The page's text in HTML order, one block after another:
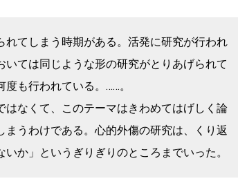
てしまう時期がある。活発に研究が行われ
ては同じような形の研究がとりあげられて
も行われている。……。
なくて、このテーマはきわめてはげしく論
うわけである。心的外傷の研究は、くり返
か」というぎりぎりのところまでいった。